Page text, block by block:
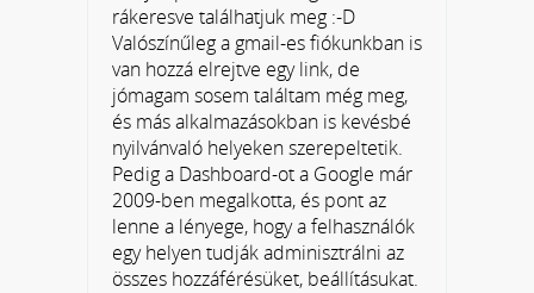
rákeresve találhatjuk meg :-D
Valószínűleg a gmail-es fiókunkban is
van hozzá elrejtve egy link, de
jómagam sosem találtam még meg,
és más alkalmazásokban is kevésbé
nyilvánvaló helyeken szerepeltetik.
Pedig a Dashboard-ot a Google már
2009-ben megalkotta, és pont az
lenne a lényege, hogy a felhasználók
egy helyen tudják adminisztrálni az
összes hozzáférésüket, beállításukat.